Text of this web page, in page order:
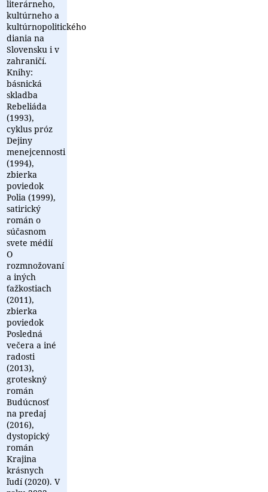
literárneho,
kultúrneho a
kultúrnopolitického
diania na
Slovensku i v
zahraničí.
Knihy:
básnická
skladba
Rebeliáda
(1993),
cyklus próz
Dejiny
menejcennosti
(1994),
zbierka
poviedok
Polia (1999),
satirický
román o
súčasnom
svete médií
O
rozmnožovaní
a iných
ťažkostiach
(2011),
zbierka
poviedok
Posledná
večera a iné
radosti
(2013),
groteskný
román
Budúcnosť
na predaj
(2016),
dystopický
román
Krajina
krásnych
ľudí (2020). V